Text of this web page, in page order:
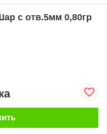
с отв.5мм 0,80гр